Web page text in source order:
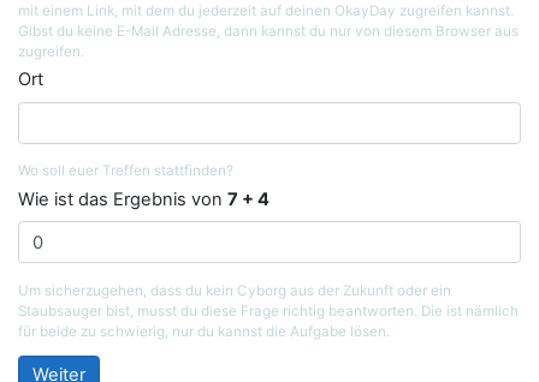
mit einem Link, mit dem du jederzeit auf deinen OkayDay zugreifen kannst.
Gibst du keine E-Mail Adresse, dann kannst du nur von diesem Browser aus
zugreifen.
Ort
Wo soll euer Treffen stattfinden?
Wie ist das Ergebnis von 7 + 4
Um sicherzugehen, dass du kein Cyborg aus der Zukunft oder ein
Staubsauger bist, musst du diese Frage richtig beantworten. Die ist nämlich
für beide zu schwierig, nur du kannst die Aufgabe lösen.
Weiter